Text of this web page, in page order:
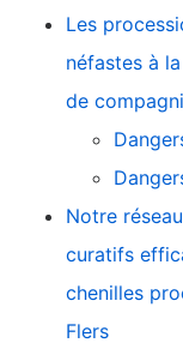
Les
néfastes à
de
Notre
curatifs
chenilles
Flers